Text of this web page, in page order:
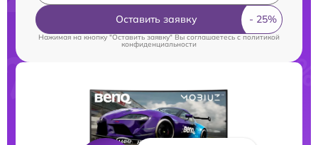
Оставить заявку
Нажимая на кнопку "Оставить заявку" Вы соглашаетесь cполитикой
конфиденциальности